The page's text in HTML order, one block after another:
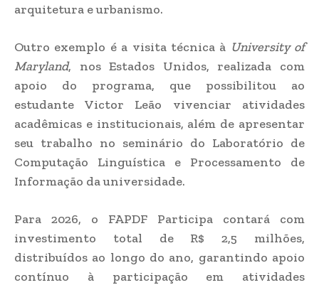
arquitetura e urbanismo.
Outro exemplo é a visita técnica à University of
Maryland, nos Estados Unidos, realizada com
apoio do programa, que possibilitou ao
estudante Victor Leão vivenciar atividades
acadêmicas e institucionais, além de apresentar
seu trabalho no seminário do Laboratório de
Computação Linguística e Processamento de
Informação da universidade.
Para 2026, o FAPDF Participa contará com
investimento total de R$ 2,5 milhões,
distribuídos ao longo do ano, garantindo apoio
contínuo à participação em atividades